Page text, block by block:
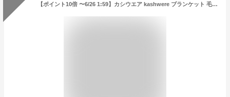
【ポイント10倍 〜6/26 1:59】カシウエア kashwere ブランケット 毛布 大判